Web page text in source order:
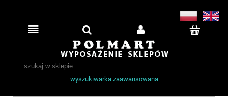
wyszukiwarka zaawansowana